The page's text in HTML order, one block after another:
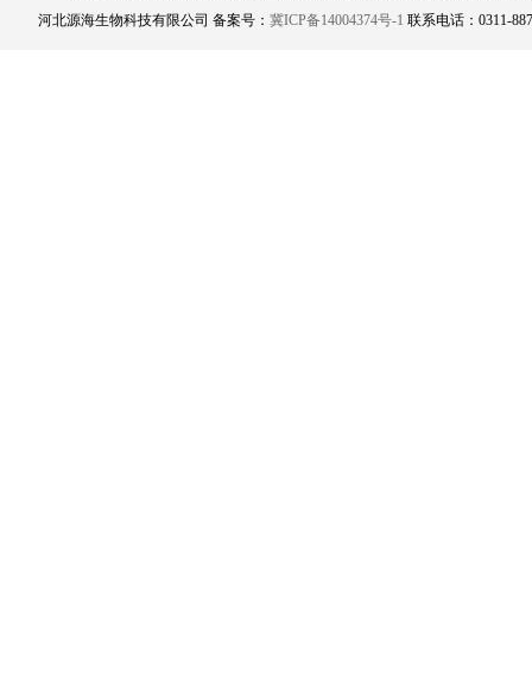
河北源海生物科技有限公司 备案号： 冀ICP备14004374号-1 联系电话：0311-